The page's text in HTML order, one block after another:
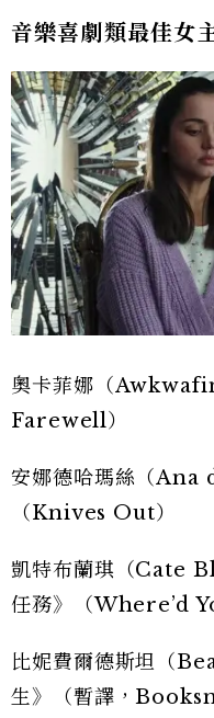
音樂喜劇類最佳女
奧卡菲娜（
Farewell）
安娜德哈瑪絲（Ana
（Knives Out）
凱特布蘭琪（Cate
任務》（Where’d
比妮費爾德斯坦（
生》（暫譯，